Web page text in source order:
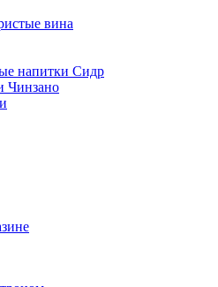
вина
напитки Сидр
Чинзано